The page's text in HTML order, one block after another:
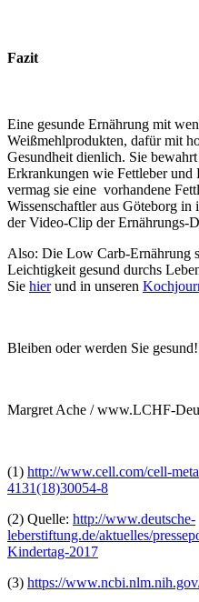
Fazit
Eine gesunde Ernährung mit
Weißmehlprodukten, dafür mit
Gesundheit dienlich. Sie
Erkrankungen wie Fettleber und
vermag sie eine vorhandene
Wissenschaftler aus Göteborg in
der Video-Clip der Ernährungs-
Also: Die Low Carb-Ernährung
Leichtigkeit gesund durchs
Sie hierund in unseren
Bleiben oder werden Sie gesund!
Margret Ache / www.LCHF-
(1) http://www.cell.com/cell-
4131(18)30054-8
(2) Quelle: http://www.deutsche-
leberstiftung.de/aktuelles/
Kindertag-2017
(3) https://